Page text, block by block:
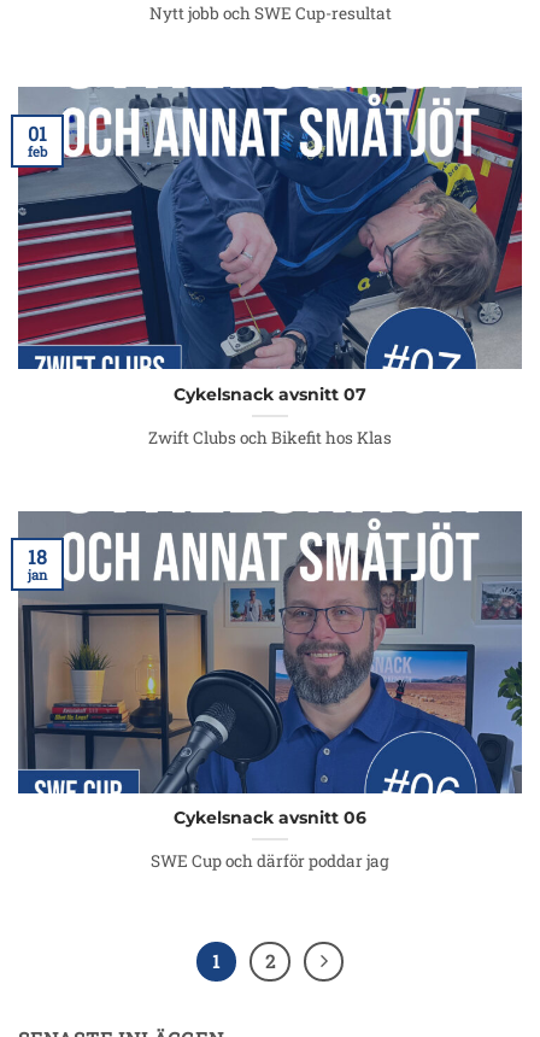
Nytt jobb och SWE Cup-resultat
Cykelsnack avsnitt 07
Zwift Clubs och Bikefit hos Klas
01
feb
Cykelsnack avsnitt 06
SWE Cup och därför poddar jag
18
jan
1 2